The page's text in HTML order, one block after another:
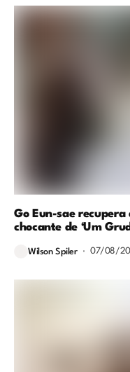
Go Eun-sae
chocante de ‘Um
Wilson Spiler 07/08/